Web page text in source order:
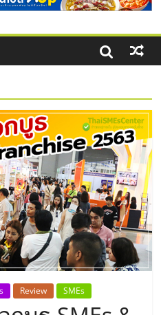
,
Review SMEs